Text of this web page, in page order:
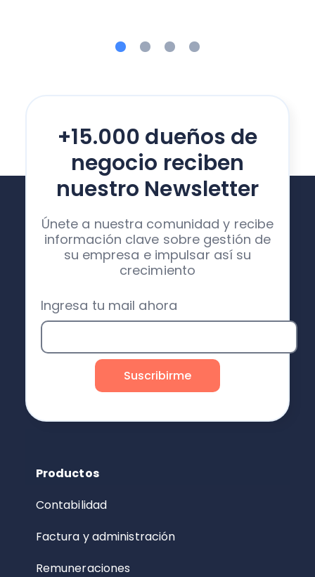
+15.000 dueños de
negocio reciben
nuestro Newsletter
Únete a nuestra comunidad y recibe
información clave sobre gestión de
su empresa e impulsar así su
crecimiento
Ingresa tu mail ahora
Productos
Contabilidad
Factura y administración
Remuneraciones